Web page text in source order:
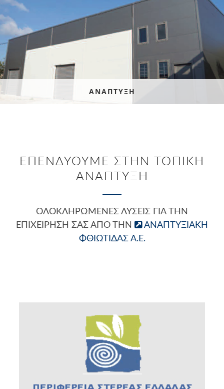
ΑΝΑΠΤΥΞΗ
ΕΠΕΝΔΥΟΥΜΕ ΣΤΗΝ ΤΟΠΙΚΗ
ΑΝΑΠΤΥΞΗ
ΟΛΟΚΛΗΡΩΜΈΝΕΣ ΛΎΣΕΙΣ ΓΙΑ ΤΗΝ
ΕΠΙΧΕΊΡΗΣΗ ΣΑΣ ΑΠΌ ΤΗΝ
ΑΝΑΠΤΥΞΙΑΚΉ
ΦΘΙΏΤΙΔΑΣ Α.Ε.